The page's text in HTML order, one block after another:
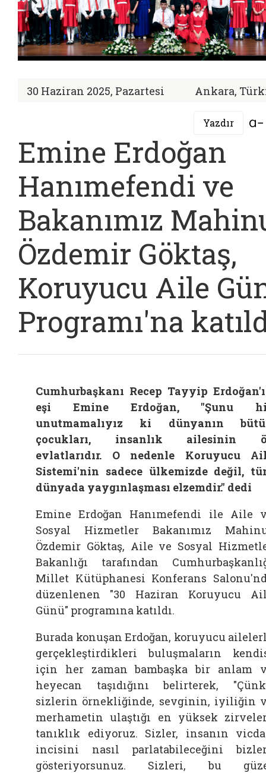
30 Haziran 2025, Pazartesi Ankara,
Yazdır
Emine Erdoğan
Hanımefendi ve
Bakanımız
Özdemir Göktaş,
Koruyucu Aile
Programı'na
Cumhurbaşkanı Recep Tayyip
eşi Emine Erdoğan, "Şunu
unutmamalıyız ki dünyanın
çocukları, insanlık ailesinin
evlatlarıdır. O nedenle Koruyucu
Sistemi'nin sadece ülkemizde değil,
dünyada yaygınlaşması elzemdir." dedi
Emine Erdoğan Hanımefendi ile Aile
Sosyal Hizmetler Bakanımız
Özdemir Göktaş, Aile ve Sosyal
Bakanlığı tarafından
Millet Kütüphanesi Konferans
düzenlenen "30 Haziran Koruyucu
Günü" programına katıldı.
Burada konuşan Erdoğan, koruyucu
gerçekleştirdikleri buluşmaların
için her zaman bambaşka bir anlam
heyecan taşıdığını belirterek,
sizlerin örnekliğinde, sevginin, iyiliğin
merhametin ulaştığı en yüksek
tanıklık ediyoruz. Sizler, insanın
incisini nasıl parlatabileceğini
gösteriyorsunuz. Sizleri, bu